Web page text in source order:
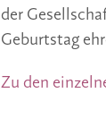
der
Geburtstag
Zu den